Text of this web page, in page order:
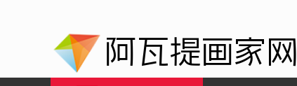
阿瓦提画家网